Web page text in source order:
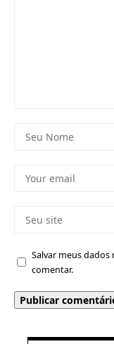
Salvar meus
comentar.